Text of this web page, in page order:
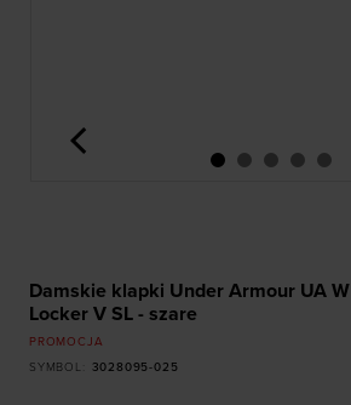
<
Damskie klapki Under Armour UA W
Locker V SL - szare
PROMOCJA
SYMBOL
3028095-025